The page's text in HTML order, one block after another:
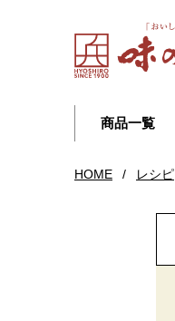
商品一覧
HOME / レシピ